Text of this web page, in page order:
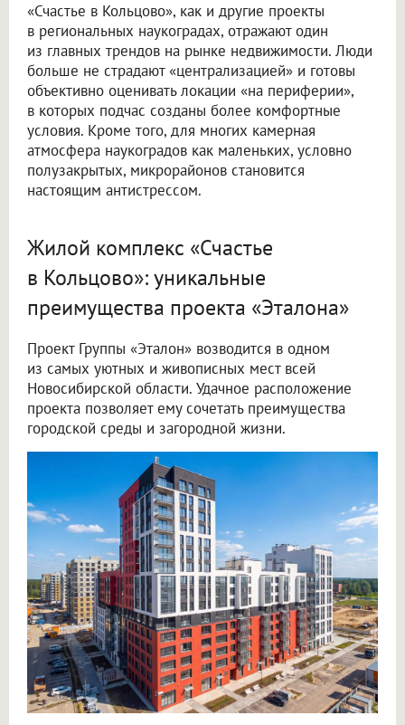
«Счастье в Кольцово», как и другие проекты
в региональных наукоградах, отражают один
из главных трендов на рынке недвижимости. Люди
больше не страдают «централизацией» и готовы
объективно оценивать локации «на периферии»,
в которых подчас созданы более комфортные
условия. Кроме того, для многих камерная
атмосфера наукоградов как маленьких, условно
полузакрытых, микрорайонов становится
настоящим антистрессом.
Жилой комплекс «Счастье
в Кольцово»: уникальные
преимущества проекта «Эталона»
Проект Группы «Эталон» возводится в одном
из самых уютных и живописных мест всей
Новосибирской области. Удачное расположение
проекта позволяет ему сочетать преимущества
городской среды и загородной жизни.